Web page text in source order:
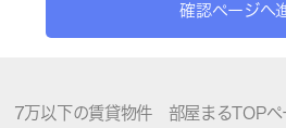
確認ページへ
7万以下の賃貸物件 部屋まるTOPペ